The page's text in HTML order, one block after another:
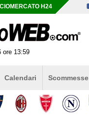
H24
ore 13:59
Calendari Scommesse